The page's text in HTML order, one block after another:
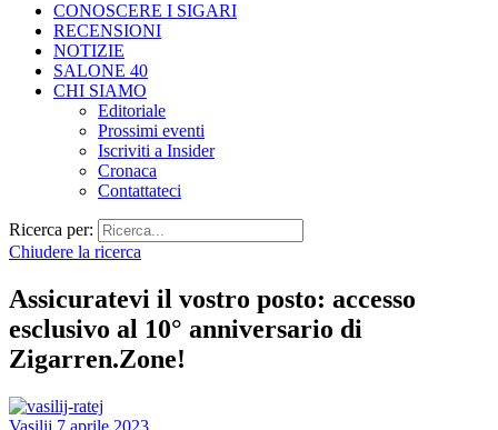
CONOSCERE I SIGARI
RECENSIONI
NOTIZIE
SALONE 40
CHI SIAMO
Editoriale
Prossimi eventi
Iscriviti a Insider
Cronaca
Contattateci
Ricerca per:
Chiudere la ricerca
Assicuratevi il vostro posto: accesso
esclusivo al 10° anniversario di
Zigarren.Zone!
Vasilij 7 aprile 2023